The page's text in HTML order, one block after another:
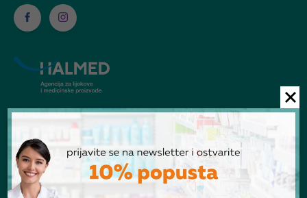
© Ljekarna Talan 2026